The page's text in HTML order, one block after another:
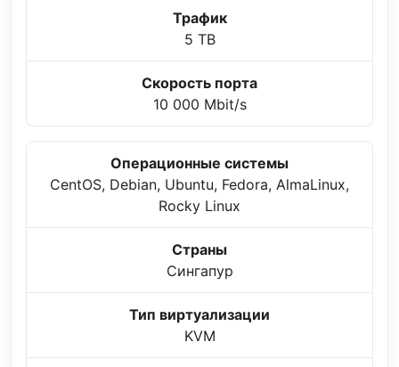
Трафик
5 TB
Скорость порта
10 000 Mbit/s
Операционные системы
CentOS, Debian, Ubuntu, Fedora, AlmaLinux,
Rocky Linux
Страны
Сингапур
Тип виртуализации
KVM